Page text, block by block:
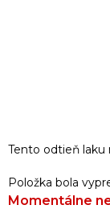
Tento odtieň laku
Položka bola
Momentálne